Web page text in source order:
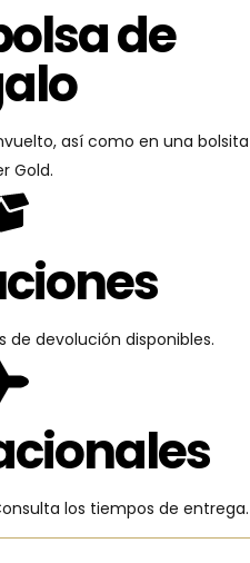
de
así como en una bolsita
Gold.
de devolución disponibles.
los tiempos de entrega.